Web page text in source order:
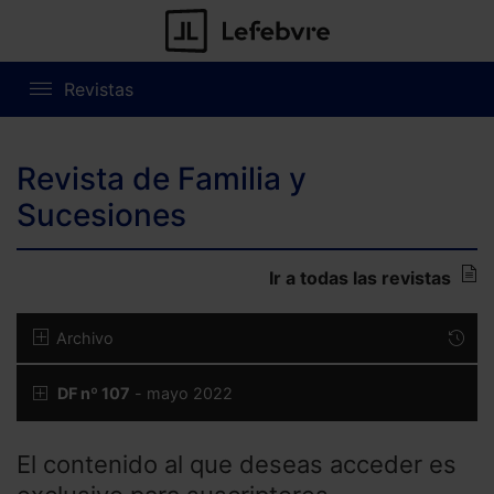
Revistas
Revista de Familia y
Sucesiones
Ir a todas las revistas
Archivo
DF nº 107 - mayo 2022
El contenido al que deseas acceder es